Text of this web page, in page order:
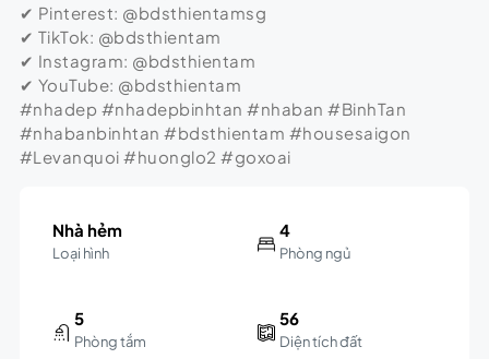
✔ Pinterest: @bdsthientamsg
✔ TikTok: @bdsthientam
✔ Instagram: @bdsthientam
✔ YouTube: @bdsthientam
#nhadep #nhadepbinhtan #nhaban #BinhTan
#nhabanbinhtan #bdsthientam #housesaigon
#Levanquoi #huonglo2 #goxoai
Nhà hẻm
Loại hình
4
Phòng ngủ
5
Phòng tắm
56
Diện tích đất